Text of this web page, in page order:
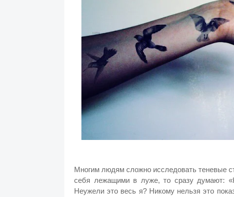
Многим людям сложно исследовать теневые
себя лежащими в луже, то сразу думают:
Неужели это весь я? Никому нельзя это